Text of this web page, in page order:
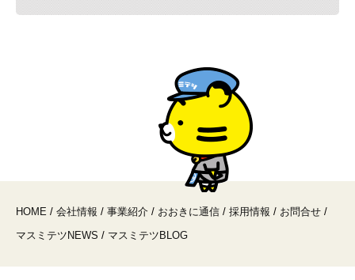
HOME / 会社情報 / 事業紹介 / おおきに通信 / 採用情報 / お問合せ /
マスミテツNEWS / マスミテツBLOG